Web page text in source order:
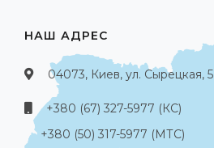
НАШ АДРЕС
04073, Киев, ул. Сырецкая, 5
+380 (67) 327-5977 (КС)
+380 (50) 317-5977 (МТС)